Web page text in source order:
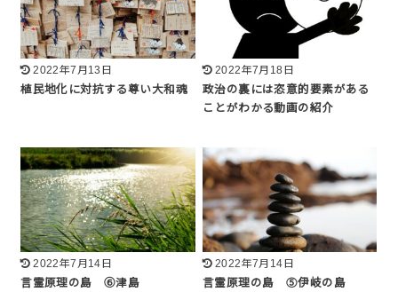
2022年7月13日
植民地化に対抗する尊い大和魂
2022年7月18日
政治の裏には恣意的要素がある
ことがわかる動画の紹介
2022年7月14日
言霊原理の島 ⑥津島
2022年7月14日
言霊原理の島 ⑤伊岐の島